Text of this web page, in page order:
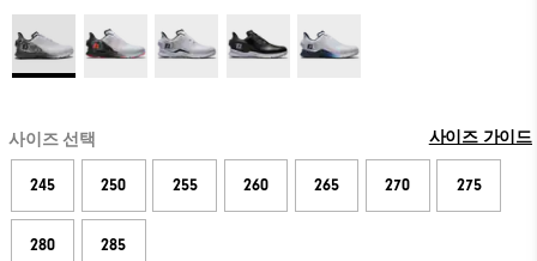
사이즈 선택 사이즈 가이드
245 250 255 260 265 270 275
280 285